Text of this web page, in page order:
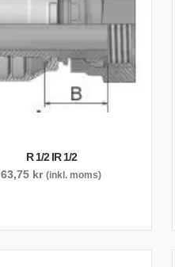
R 1/2 IR 1/2
63,75 kr (inkl. moms)